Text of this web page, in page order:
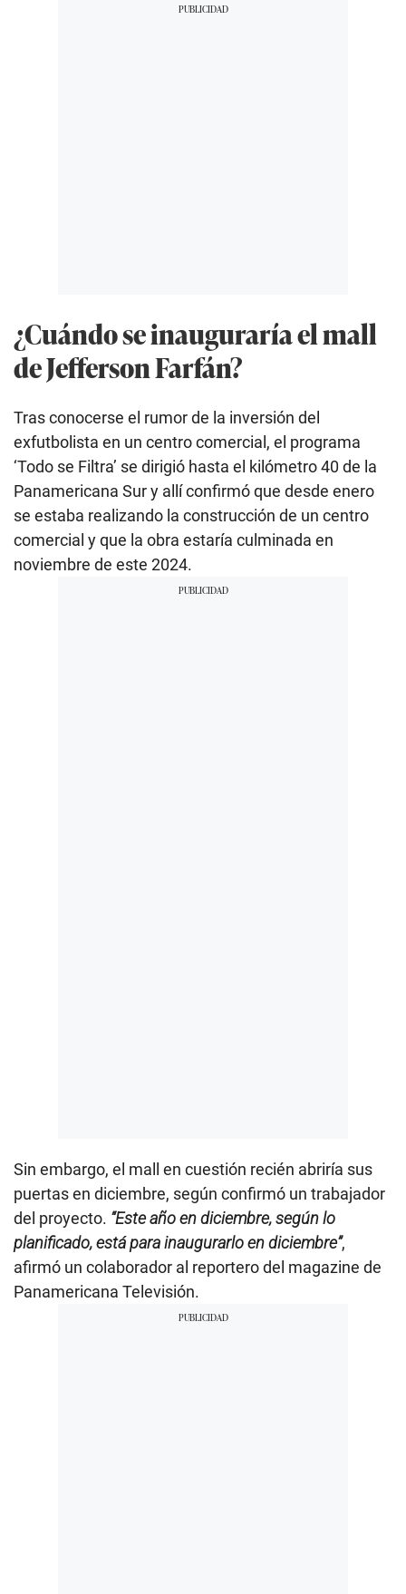
¿Cuándo se inauguraría el mall
de Jefferson Farfán?
Tras conocerse el rumor de la inversión del
exfutbolista en un centro comercial, el programa
‘Todo se Filtra’ se dirigió hasta el kilómetro 40 de la
Panamericana Sur y allí confirmó que desde enero
se estaba realizando la construcción de un centro
comercial y que la obra estaría culminada en
noviembre de este 2024.
Sin embargo, el mall en cuestión recién abriría sus
puertas en diciembre, según confirmó un trabajador
del proyecto. “Este año en diciembre, según lo
planificado, está para inaugurarlo en diciembre”,
afirmó un colaborador al reportero del magazine de
Panamericana Televisión.